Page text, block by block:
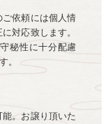
依頼には個人情
対応致します。
秘性に十分配慮
。
。お譲り頂いた